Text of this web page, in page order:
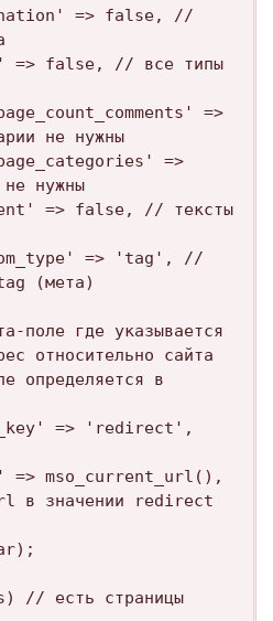
не нужны
нужны
(мета)
относительно сайта
в значении redirect